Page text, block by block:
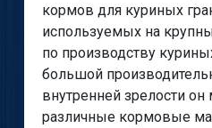
кормов для куриных
используемых на
по производству
большой
внутренней зрелости
различные кормовые